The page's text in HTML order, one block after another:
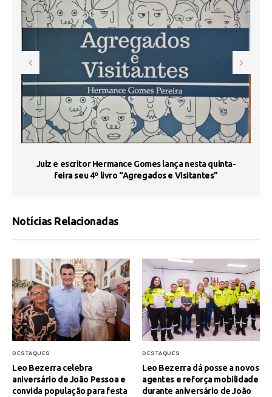
Juiz e escritor Hermance Gomes lança nesta quinta-
feira seu 4º livro “Agregados e Visitantes”
Notícias Relacionadas
DESTAQUES
Leo Bezerra celebra
aniversário de João Pessoa e
convida população para festa
DESTAQUES
Leo Bezerra dá posse a novos
agentes e reforça mobilidade
durante aniversário de João